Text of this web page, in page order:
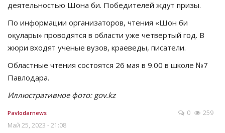
деятельностью Шона би. Победителей ждут призы.
По информации организаторов, чтения «Шон би
оқулары» проводятся в области уже четвертый год. В
жюри входят ученые вузов, краеведы, писатели.
Областные чтения состоятся 26 мая в 9.00 в школе №7
Павлодара.
Иллюстративное фото: gov.kz
Pavlodarnews
Май 25, 2023 - 21:08
0 259